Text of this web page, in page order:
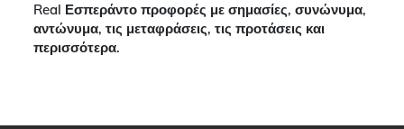
Real Εσπεράντο προφορές με σημασίες, συνώνυμα,
αντώνυμα, τις μεταφράσεις, τις προτάσεις και
περισσότερα.